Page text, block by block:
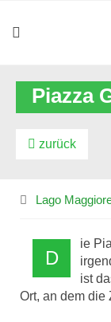
Piazza
zurück
Lago
D
ie
ist
Ort, an dem die